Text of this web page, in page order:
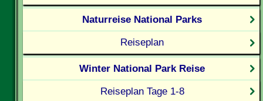
Naturreise National Parks
Reiseplan
Winter National Park Reise
Reiseplan Tage 1-8